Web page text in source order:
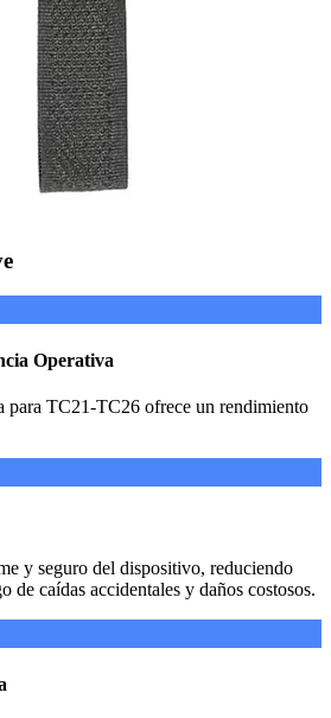
Operativa
para TC21-TC26 ofrece un rendimiento
y seguro del dispositivo, reduciendo
de caídas accidentales y daños costosos.